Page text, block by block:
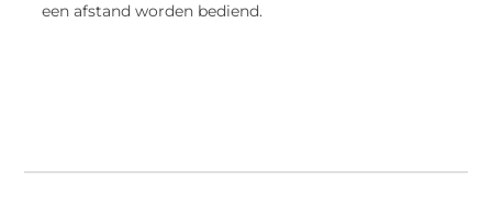
een afstand worden bediend.